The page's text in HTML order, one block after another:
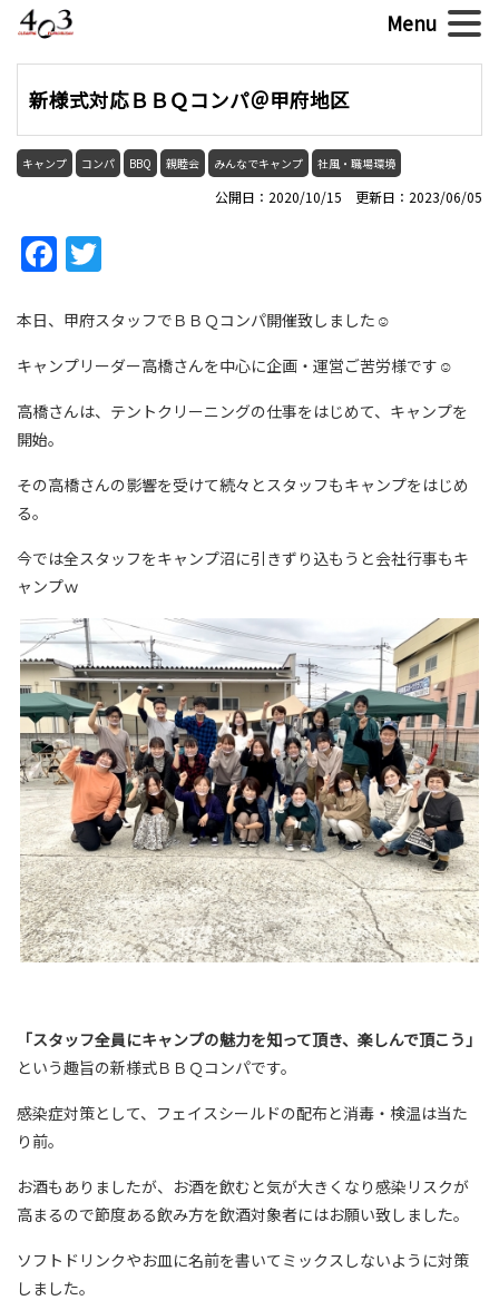
新様式対応ＢＢＱコンパ＠甲府地区
キャンプ コンパ BBQ 親睦会 みんなでキャンプ 社風・職場環境
公開日：2020/10/15 更新日：2023/06/05
Facebook
本日、甲府スタッフでＢＢＱコンパ開催致しました☺
キャンプリーダー高橋さんを中心に企画・運営ご苦労様です☺
高橋さんは、テントクリーニングの仕事をはじめて、キャンプを
開始。
その高橋さんの影響を受けて続々とスタッフもキャンプをはじめ
る。
今では全スタッフをキャンプ沼に引きずり込もうと会社行事もキ
ャンプｗ
「スタッフ全員にキャンプの魅力を知って頂き、楽しんで頂こう」
という趣旨の新様式ＢＢＱコンパです。
感染症対策として、フェイスシールドの配布と消毒・検温は当た
り前。
お酒もありましたが、お酒を飲むと気が大きくなり感染リスクが
高まるので節度ある飲み方を飲酒対象者にはお願い致しました。
ソフトドリンクやお皿に名前を書いてミックスしないように対策
しました。